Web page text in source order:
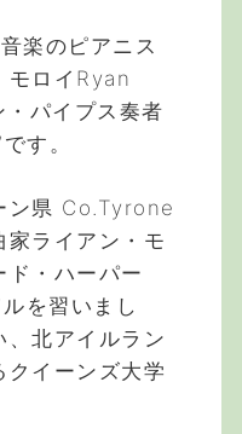
楽のピアニス
モロイRyan
パイプス奏者
す。
ン県 Co.Tyrone
家ライアン・モ
ド・ハーパー
を習いまし
、北アイルラン
クイーンズ大学